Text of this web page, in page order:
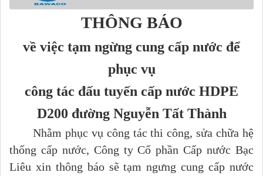
THÔNG BÁO
về việc tạm ngừng cung cấp nước để
phục vụ
công tác đấu tuyến cấp nước HDPE
D200 đường Nguyễn Tất Thành
Nhằm phục vụ công tác thi công, sửa chữa hệ
thống cấp nước, Công ty Cổ phần Cấp nước Bạc
Liêu xin thông báo sẽ tạm ngưng cung cấp nước